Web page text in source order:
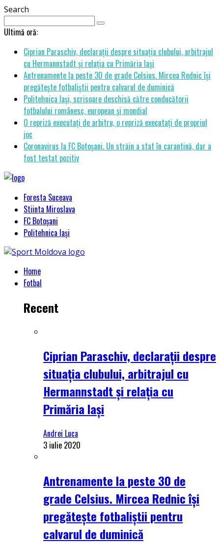
Search
Ultimă oră:
Ciprian Paraschiv, declarații despre situația clubului, arbitrajul
cu Hermannstadt și relația cu Primăria Iași
Antrenamente la peste 30 de grade Celsius. Mircea Rednic își
pregătește fotbaliștii pentru calvarul de duminică
Politehnica Iași, scrisoare deschisă către conducătorii
fotbalului românesc, european și mondial
O repriză executați de arbitru, o repriză executați de propriul
joc
Coronavirus la FC Botoșani. Un străin a stat în carantină, dar a
fost testat pozitiv
Foresta Suceava
Stiinta Miroslava
FC Botoșani
Politehnica Iași
Home
Fotbal
Recent
Ciprian Paraschiv, declarații despre
situația clubului, arbitrajul cu
Hermannstadt și relația cu
Primăria Iași
Andrei Luca
3 iulie 2020
Antrenamente la peste 30 de
grade Celsius. Mircea Rednic își
pregătește fotbaliștii pentru
calvarul de duminică